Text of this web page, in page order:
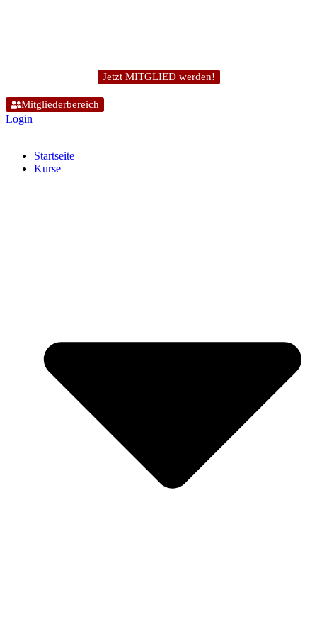
Jetzt MITGLIED werden!
Mitgliederbereich
Login
Start­sei­te
Kur­se